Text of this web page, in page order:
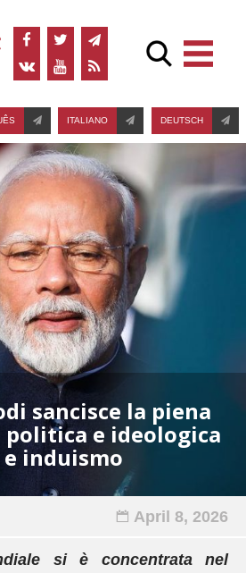
ITALIANO DEUTSCH
sancisce la piena
politica e ideologica
induismo
April 8, 2026
si è concentrata nel